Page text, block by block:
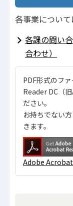
各事業について
各課の問い
合わせ）
PDF形式のフ
Reader DC（
ださい。
お持ちでない
きます。
Adobe